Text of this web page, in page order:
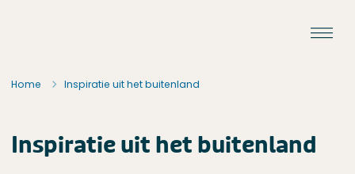
Home Inspiratie uit het buitenland
Inspiratie uit het buitenland